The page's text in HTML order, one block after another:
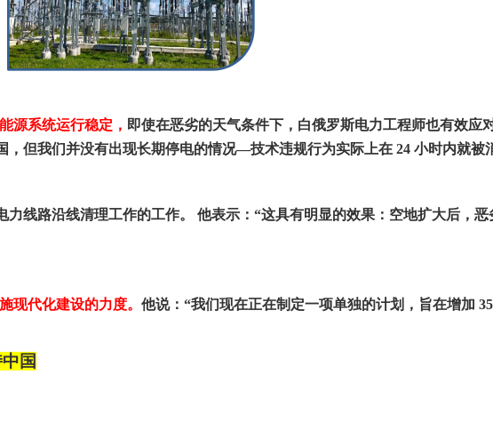
源系统运行稳定， 即使在恶劣的天气条件下，白俄罗斯电力工程师也有效应
，但我们并没有出现长期停电的情况—技术违规行为实际上在 24 小时内就被
线路沿线清理工作的工作。 他表示： “这具有明显的效果：空地扩大后，
现代化建设的力度。 他说： “我们现在正在制定一项单独的计划，旨在增加 35
国